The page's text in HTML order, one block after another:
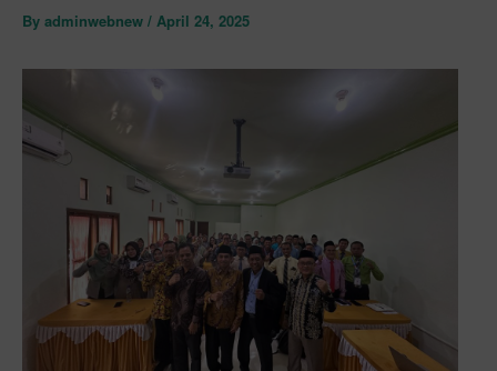
By adminwebnew / April 24, 2025